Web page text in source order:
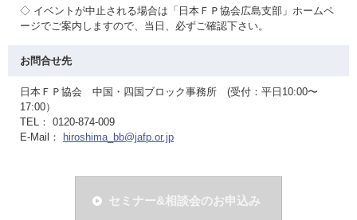
◇ イベントが中止される場合は「日本ＦＰ協会広島支部」ホームペ
ージでご案内しますので、当日、必ずご確認下さい。
お問合せ先
日本ＦＰ協会 中国・四国ブロック事務所 (受付：平日10:00〜
17:00）
TEL： 0120-874-009
E-Mail：
hiroshima_bb@jafp.or.jp
セミナー&相談会のお申込み